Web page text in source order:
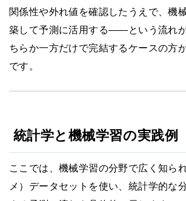
関係性や外れ値を確認したうえで、機
築して予測に活用する——という流れ
ちらか一方だけで完結するケースの方
です。
統計学と機械学習の実践例
ここでは、機械学習の分野で広く知ら
メ）データセットを使い、統計学的な